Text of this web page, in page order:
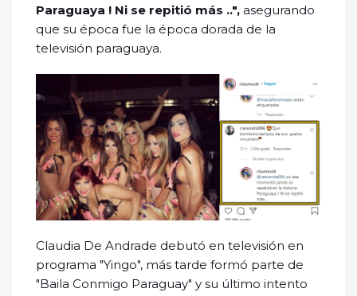
Paraguaya ! Ni se repitió más ..", asegurando
que su época fue la época dorada de la
televisión paraguaya.
Claudia De Andrade debutó en televisión en
programa "Yingo", más tarde formó parte de
"Baila Conmigo Paraguay" y su último intento